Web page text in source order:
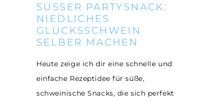
SÜSSER PARTYSNACK: N
IEDLICHES G
LÜCKSSCHWEIN S
ELBER MACHEN
Heute zeige ich dir eine schnelle und
einfache Rezeptidee für süße,
schweinische Snacks, die sich perfekt